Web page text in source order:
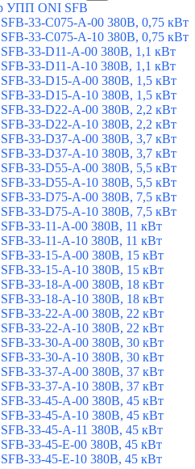
УПП ONI SFB
33-C075-A-00 380В, 0,75 кВт
33-C075-A-10 380В, 0,75 кВт
33-D11-A-00 380В, 1,1 кВт
33-D11-A-10 380В, 1,1 кВт
33-D15-A-00 380В, 1,5 кВт
33-D15-A-10 380В, 1,5 кВт
33-D22-A-00 380В, 2,2 кВт
33-D22-A-10 380В, 2,2 кВт
33-D37-A-00 380В, 3,7 кВт
33-D37-A-10 380В, 3,7 кВт
33-D55-A-00 380В, 5,5 кВт
33-D55-A-10 380В, 5,5 кВт
33-D75-A-00 380В, 7,5 кВт
33-D75-A-10 380В, 7,5 кВт
33-11-A-00 380В, 11 кВт
33-11-A-10 380В, 11 кВт
33-15-A-00 380В, 15 кВт
33-15-A-10 380В, 15 кВт
33-18-A-00 380В, 18 кВт
33-18-A-10 380В, 18 кВт
33-22-A-00 380В, 22 кВт
33-22-A-10 380В, 22 кВт
33-30-A-00 380В, 30 кВт
33-30-A-10 380В, 30 кВт
33-37-A-00 380В, 37 кВт
33-37-A-10 380В, 37 кВт
33-45-A-00 380В, 45 кВт
33-45-A-10 380В, 45 кВт
33-45-A-11 380В, 45 кВт
33-45-E-00 380В, 45 кВт
33-45-E-10 380В, 45 кВт